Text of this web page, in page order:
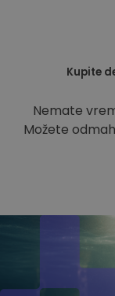
Kupite
Nemate
Možete